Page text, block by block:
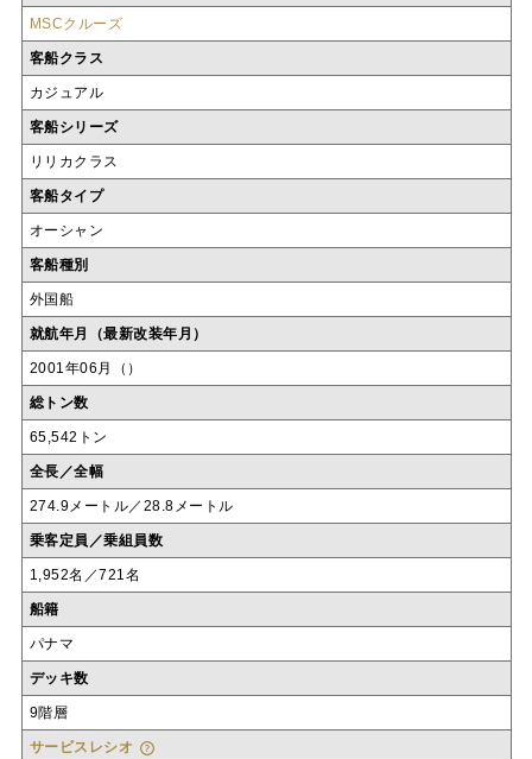
MSCクルーズ
客船クラス
カジュアル
客船シリーズ
リリカクラス
客船タイプ
オーシャン
客船種別
外国船
就航年月（最新改装年月）
2001年06月（）
総トン数
65,542トン
全長／全幅
274.9メートル／28.8メートル
乗客定員／乗組員数
1,952名／721名
船籍
パナマ
デッキ数
9階層
サービスレシオ